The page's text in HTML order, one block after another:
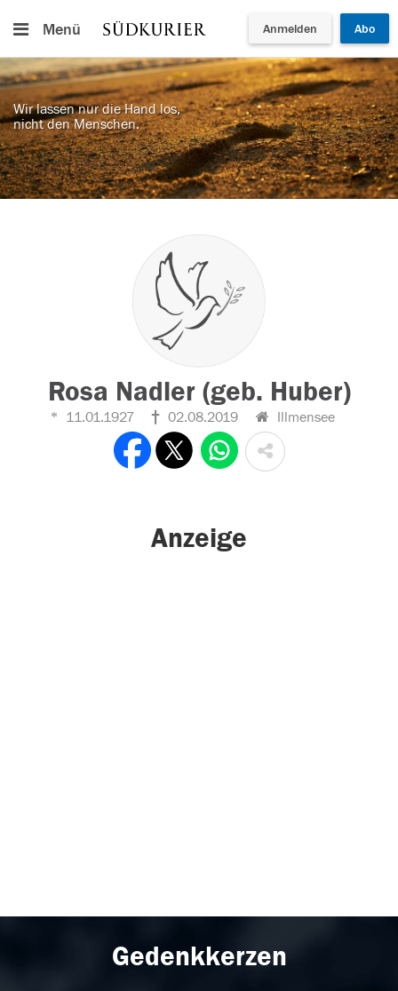
Menü Anmelden Abo
Wir lassen nur die Hand los,
nicht den Menschen.
Rosa Nadler (geb. Huber)
11.01.1927 02.08.2019 Illmensee
Anzeige
Gedenkkerzen